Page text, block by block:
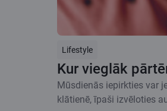
Lifestyle
Kur vieglāk
Mūsdienās iepirkties var
klātienē, īpaši izvēloties